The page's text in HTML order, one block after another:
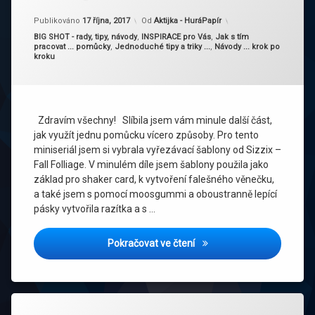
Publikováno 17 října, 2017 Od Aktijka - HuráPapír
Kategorie:
BIG SHOT - rady, tipy, návody, INSPIRACE pro Vás, Jak s tím
pracovat ... pomůcky, Jednoduché tipy a triky ..., Návody ... krok po
kroku
Zdravím všechny! Slíbila jsem vám minule další část,
jak využít jednu pomůcku vícero způsoby. Pro tento
miniseriál jsem si vybrala vyřezávací šablony od Sizzix –
Fall Folliage. V minulém díle jsem šablony použila jako
základ pro shaker card, k vytvoření falešného věnečku,
a také jsem s pomocí moosgummi a oboustranně lepící
pásky vytvořila razítka a s …
Pokračovat ve čteníZAMĚŘENO NA: Sizzix Fall